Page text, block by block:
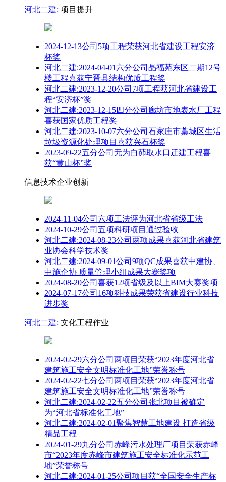
河北二建: 项目提升
2024-12-13公司5项工程荣获河北省建设工程安济
杯奖
河北二建:2024-04-01六分公司晶福苑东区二期12号
楼工程喜获宁晋县结构优质工程奖
河北二建:2023-12-20公司7项工程获河北省建设工
程“安济杯”奖
河北二建:2023-12-15四分公司廊坊市地表水厂工程
喜获国家优质工程奖
河北二建:2023-10-07六分公司石家庄市藁城区生活
垃圾资源化处理项目喜获兴石杯奖
2023-09-22五分公司无为白茆取水口迁建工程喜
获“黄山杯”奖
信息技术企业创新
2024-11-04公司六项工法评为河北省省级工法
2024-10-29公司五项科研项目通过验收
河北二建:2024-08-23公司两项成果喜获河北省建筑
业协会科学技术奖
河北二建:2024-09-01公司9项QC成果喜获中建协、
中施企协 质量管理小组成果大赛奖项
2024-08-20公司喜获12项省级及以上BIM大赛奖项
2024-07-17公司16项科技成果荣获省建设行业科技
进步奖
河北二建: 文化工程作业
2024-02-29六分公司两项目荣获“2023年度河北省
建筑施工安全文明标准化工地”荣誉称号
2024-02-22七分公司两项目荣获“2023年度河北省
建筑施工安全文明标准化工地”荣誉称号
河北二建:2024-02-22五分公司张北项目被确定
为“河北省标准化工地”
河北二建:2024-02-01聚焦智慧工地建设 打造省级
精品工程
2024-01-29九分公司赤峰污水处理厂项目荣获赤峰
市“2023年度赤峰市建筑施工安全标准化示范工
地”荣誉称号
河北二建:2024-01-25公司项目获“全国安全生产标